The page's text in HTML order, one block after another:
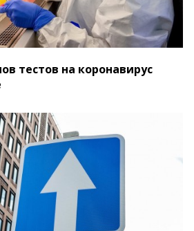
тестов на коронавирус